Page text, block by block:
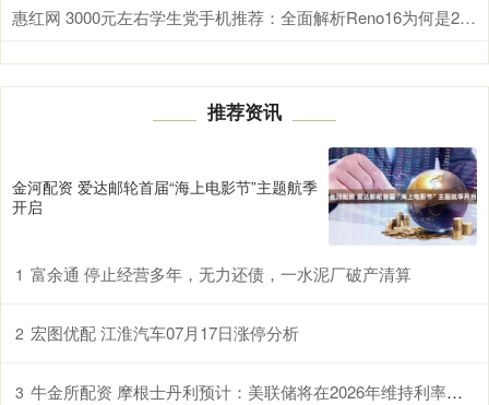
惠红网 3000元左右学生党手机推荐：全面解析Reno16为何是2026年首选
推荐资讯
金河配资 爱达邮轮首届“海上电影节”主题航季
开启
1 富余通 停止经营多年，无力还债，一水泥厂破产清算
2 宏图优配 江淮汽车07月17日涨停分析
3 牛金所配资 摩根士丹利预计：美联储将在2026年维持利率不变 此前预测会在9月和12月降息